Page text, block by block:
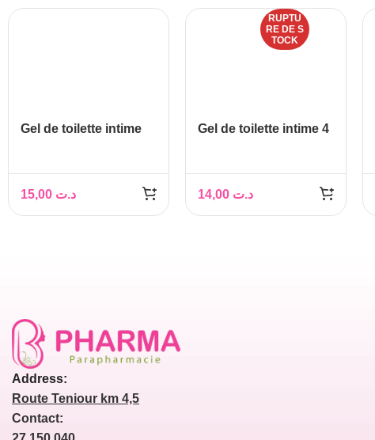
Gel de toilette intime
د.ت
RUPTU
RE DE S
TOCK
Gel de toilette intime 4
د.ت
Address:
Route Teniour km 4,5
Contact: